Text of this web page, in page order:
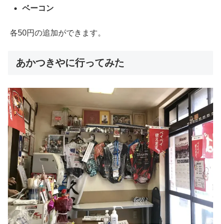
ベーコン
各50円の追加ができます。
あかつきやに行ってみた